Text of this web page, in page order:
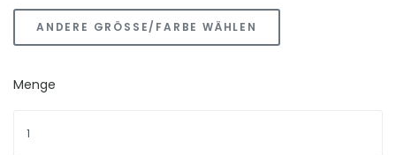
ANDERE GRÖSSE/FARBE WÄHLEN
Menge